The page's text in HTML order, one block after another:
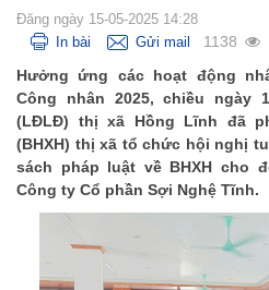
Đăng ngày 15-05-2025 14:28
In bài
Gửi mail 1138
Hưởng ứng các hoạt động
Công nhân 2025, chiều ngày
(LĐLĐ) thị xã Hồng Lĩnh đã
(BHXH) thị xã tổ chức hội nghị
sách pháp luật về BHXH cho
Công ty Cổ phần Sợi Nghệ Tĩnh.